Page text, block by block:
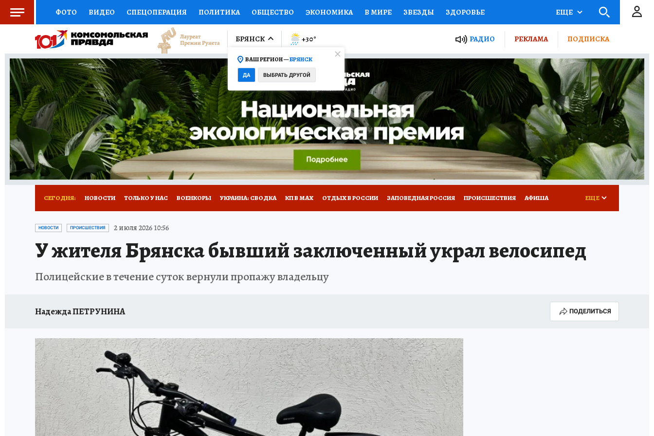
ФОТО ВИДЕО СПЕЦОПЕРАЦИЯ ПОЛИТИКА ОБЩЕСТВО ЭКОНОМИКА В МИРЕ ЗВЕЗДЫ ЗДОРОВЬЕ
СОЦПОДДЕРЖКА НАУКА СПОРТ КОЛУМНИСТЫ ПРОИСШЕСТВИЯ НАЦИОНАЛЬНЫЕ ПРОЕКТЫ РОССИИ
ВЫБОР ЭКСПЕРТОВ ДОКТОР ФИНАНСЫ ОТКРЫВАЕМ МИР Я ЗНАЮ СЕМЬЯ ЖЕНСКИЕ СЕКРЕТЫ ПУТЕВОДИТЕЛЬ
КНИЖНАЯ ПОЛКА ПРОГНОЗЫ НА СПОРТ ПРОМОКОДЫ СЕРИАЛЫ СПЕЦПРОЕКТЫ ДЕФИЦИТ ЖЕЛЕЗА ТУРИЗМ
ПРЕСС-ЦЕНТР НЕДВИЖИМОСТЬ ТЕЛЕВИЗОР КОЛЛЕКЦИИ КОНКУРСЫ РАБОТА У НАС ГИД ПОТРЕБИТЕЛЯ ВСЕ О КП
РАДИО КП РЕКЛАМА ТЕСТЫ НОВОЕ НА САЙТЕ
ЕЩЕ
БРЯНСК
ВАШ РЕГИОН —БРЯНСК
ДА ВЫБРАТЬ ДРУГОЙ
+30° РАДИО РЕКЛАМА ПОДПИСКА
СЕГОДНЯ: НОВОСТИ ТОЛЬКО У НАС ВОЕНКОРЫ УКРАИНА: СВОДКА КП В МАХ ОТДЫХ В РОССИИ ЗАПОВЕДНАЯ РОССИЯ ПРОИСШЕСТВИЯ АФИША
ИСПЫТАНО НА СЕБЕ
ЕЩЕ
НОВОСТИ ПРОИСШЕСТВИЯ 2 июля 2026 10:56
У жителя Брянска бывший заключенный украл велосипед
Полицейские в течение суток вернули пропажу владельцу
Надежда ПЕТРУНИНА ПОДЕЛИТЬСЯ